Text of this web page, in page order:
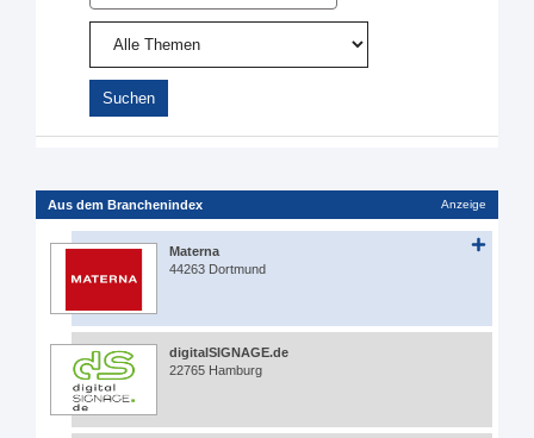
Aus dem Branchenindex Anzeige
Materna
44263 Dortmund
digitalSIGNAGE.de
22765 Hamburg